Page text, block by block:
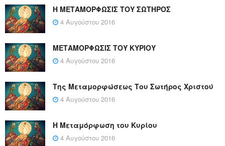
Η ΜΕΤΑΜΟΡΦΩΣΙΣ ΤΟΥ ΣΩΤΗΡΟΣ
4 Αυγούστου 2016
ΜΕΤΑΜΟΡΦΩΣΙΣ ΤΟΥ ΚΥΡΙΟΥ
4 Αυγούστου 2016
Της Μεταμορφώσεως Του Σωτήρος Χριστού
4 Αυγούστου 2016
Η Μεταμόρφωση του Κυρίου
4 Αυγούστου 2016